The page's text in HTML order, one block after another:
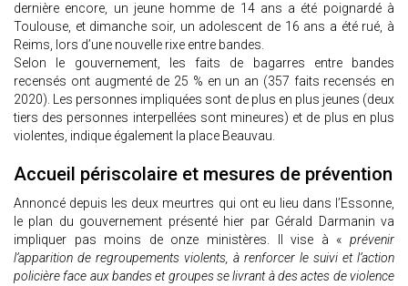
dernière encore, un jeune homme de 14 ans a été poignardé à
Toulouse, et dimanche soir, un adolescent de 16 ans a été rué, à
Reims, lors d’une nouvelle rixe entre bandes.
Selon le gouvernement, les faits de bagarres entre bandes
recensés ont augmenté de 25 % en un an (357 faits recensés en
2020). Les personnes impliquées sont de plus en plus jeunes (deux
tiers des personnes interpellées sont mineures) et de plus en plus
violentes, indique également la place Beauvau.
Accueil périscolaire et mesures de prévention
Annoncé depuis les deux meurtres qui ont eu lieu dans l’Essonne,
le plan du gouvernement présenté hier par Gérald Darmanin va
impliquer pas moins de onze ministères. Il vise à « prévenir
l’apparition de regroupements violents, à renforcer le suivi et l’action
policière face aux bandes et groupes se livrant à des actes de violence